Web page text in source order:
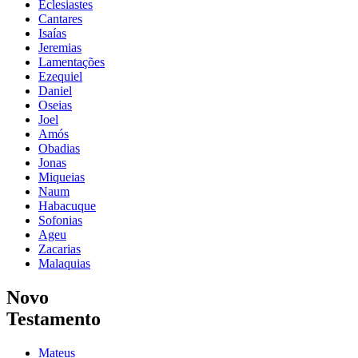
Eclesiastes
Cantares
Isaías
Jeremias
Lamentações
Ezequiel
Daniel
Oseias
Joel
Amós
Obadias
Jonas
Miqueias
Naum
Habacuque
Sofonias
Ageu
Zacarias
Malaquias
Novo
Testamento
Mateus